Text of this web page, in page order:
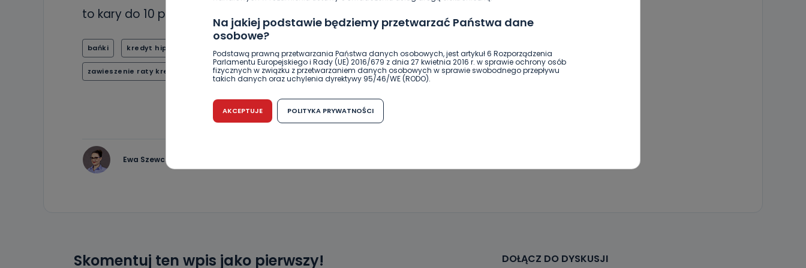
Na jakiej podstawie będziemy przetwarzać Państwa dane
osobowe?
Podstawą prawną przetwarzania Państwa danych osobowych, jest artykuł 6 Rozporządzenia
Parlamentu Europejskiego i Rady (UE) 2016/679 z dnia 27 kwietnia 2016 r. w sprawie ochrony osób
fizycznych w związku z przetwarzaniem danych osobowych w sprawie swobodnego przepływu
takich danych oraz uchylenia dyrektywy 95/46/WE (RODO).
Czy jest możliwość cofnięcia zgody?
Podanie danych osobowych jest dobrowolne, nie jest wymogiem ustawowym lub umownym oraz
Po wyrażeniu zgody na przetwarzanie danych osobowych, mają Państwo prawo do żądania od
AKCEPTUJE POLITYKA PRYWATNOŚCI
to kary do 10 proc. rocznego obrotu.
bańki kredyt hipoteczny
zawieszenie raty kredytu
Ewa Szewczyk
Skomentuj ten wpis jako pierwszy! DOŁĄCZ DO DYSKUSJI